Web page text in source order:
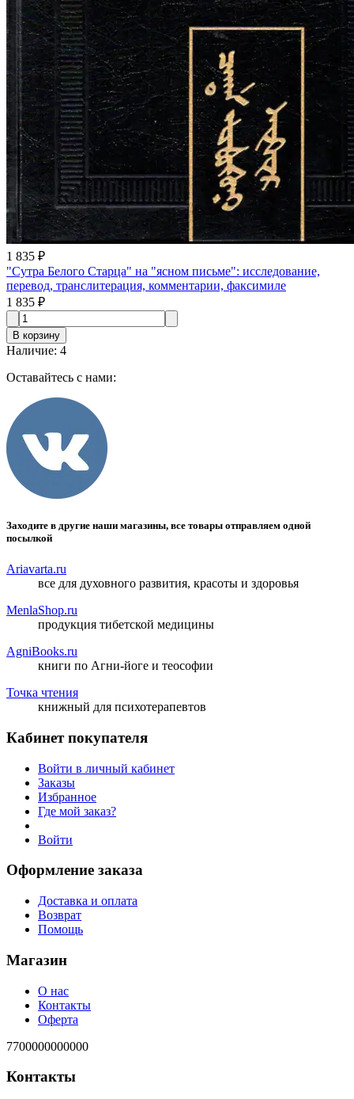
1 835 ₽
"Сутра Белого Старца" на "ясном письме": исследование,
перевод, транслитерация, комментарии, факсимиле
1 835 ₽
В корзину
Наличие: 4
Оставайтесь с нами:
Заходите в другие наши магазины, все товары отправляем одной
посылкой
Ariavarta.ru
все для духовного развития, красоты и здоровья
MenlaShop.ru
продукция тибетской медицины
AgniBooks.ru
книги по Агни-йоге и теософии
Точка чтения
книжный для психотерапевтов
Кабинет покупателя
Войти в личный кабинет
Заказы
Избранное
Где мой заказ?
Войти
Оформление заказа
Доставка и оплата
Возврат
Помощь
Магазин
О нас
Контакты
Оферта
7700000000000
Контакты